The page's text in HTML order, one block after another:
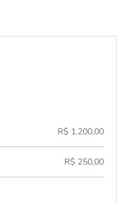
R$ 1.200,00
R$ 250,00